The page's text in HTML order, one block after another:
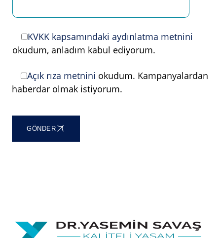
KVKK kapsamındaki aydınlatma metnini
okudum, anladım kabul ediyorum.
Açık rıza metnini okudum. Kampanyalardan
haberdar olmak istiyorum.
GÖNDER